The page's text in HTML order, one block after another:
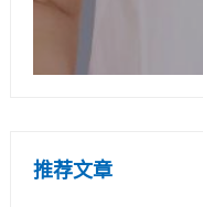
推荐文章